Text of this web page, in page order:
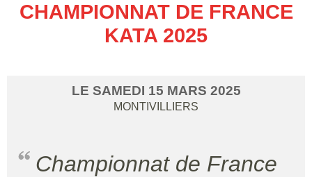
CHAMPIONNAT DE FRANCE
KATA 2025
LE SAMEDI 15 MARS 2025
MONTIVILLIERS
Championnat de France